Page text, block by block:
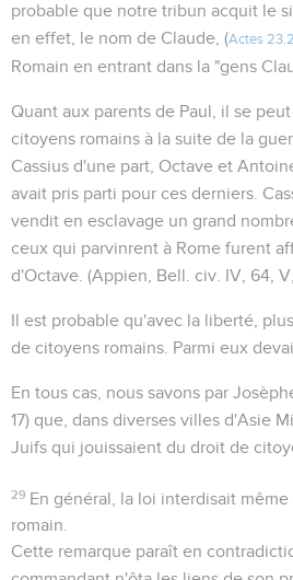
probable que notre tribun acquit le
en effet, le nom de Claude, (Actes
Romain en entrant dans la "gens
Quant aux parents de Paul, il se
citoyens romains à la suite de la
Cassius d'une part, Octave et
avait pris parti pour ces derniers.
vendit en esclavage un grand
ceux qui parvinrent à Rome furent
d'Octave. (Appien, Bell. civ. IV, 64, V,
Il est probable qu'avec la liberté,
de citoyens romains. Parmi eux
En tous cas, nous savons par
17) que, dans diverses villes d'Asie
Juifs qui jouissaient du droit de
29 En général, la loi interdisait même
romain.
Cette remarque paraît en